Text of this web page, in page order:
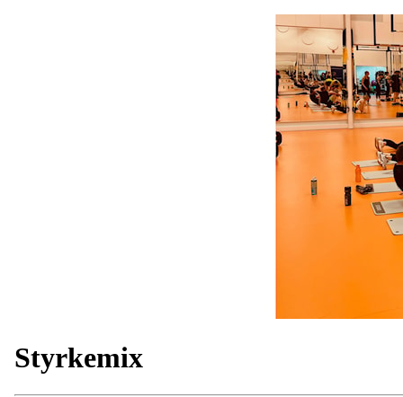
Styrkemix